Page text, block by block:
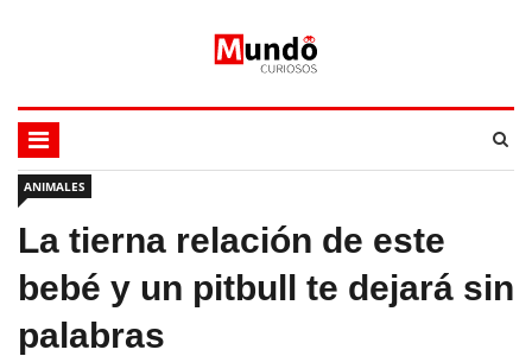
ANIMALES
La tierna relación de este
bebé y un pitbull te dejará sin
palabras